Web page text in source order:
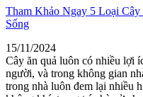
Tham Khảo Ngay 5 Loại
Sống
15/11/2024
Cây ăn quả luôn có nhiều lợi
người, và trong không gian
trong nhà luôn đem lại nhiều